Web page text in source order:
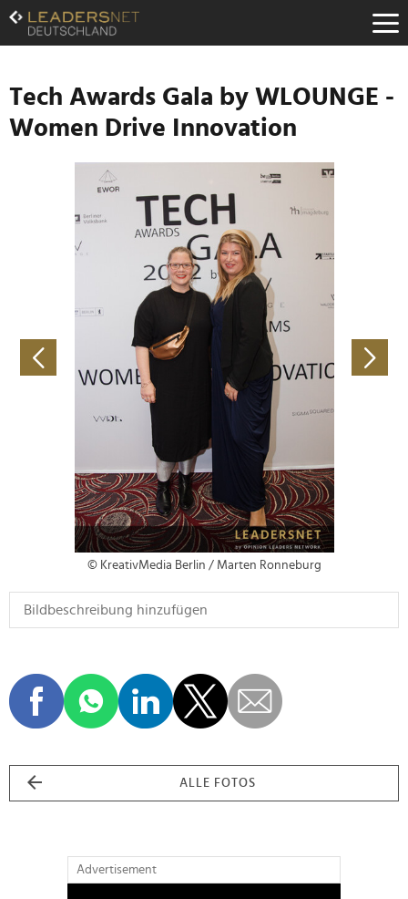
Zum
Inhalt
Zur
Navigation
Zur
Hauptnavigation
Tech Awards Gala by WLOUNGE -
Women Drive Innovation
© KreativMedia Berlin / Marten Ronneburg
ALLE FOTOS
Advertisement